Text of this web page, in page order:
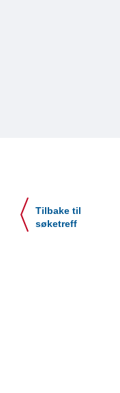
Tilbake til
søketreff